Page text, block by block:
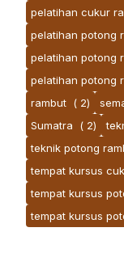
pelatihan cukur
pelatihan potong
pelatihan potong
pelatihan potong
rambut ( 2)
Sumatra
( 2)
teknik potong
tempat kursus
tempat kursus
tempat kursus